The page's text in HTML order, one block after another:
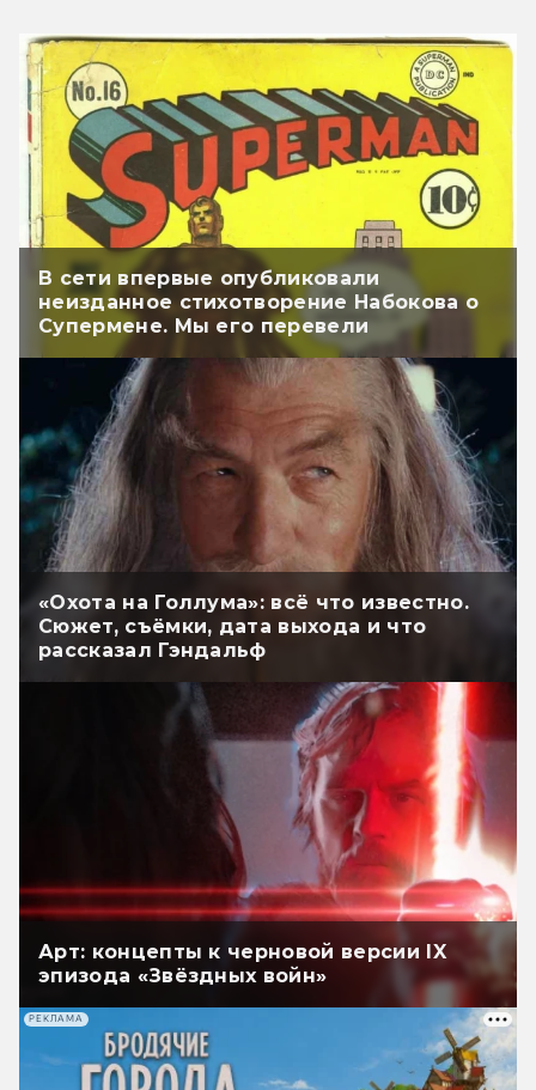
В сети впервые опубликовали
неизданное стихотворение Набокова о
Супермене. Мы его перевели
«Охота на Голлума»: всё что известно.
Сюжет, съёмки, дата выхода и что
рассказал Гэндальф
Арт: концепты к черновой версии IX
эпизода «Звёздных войн»
РЕКЛАМА